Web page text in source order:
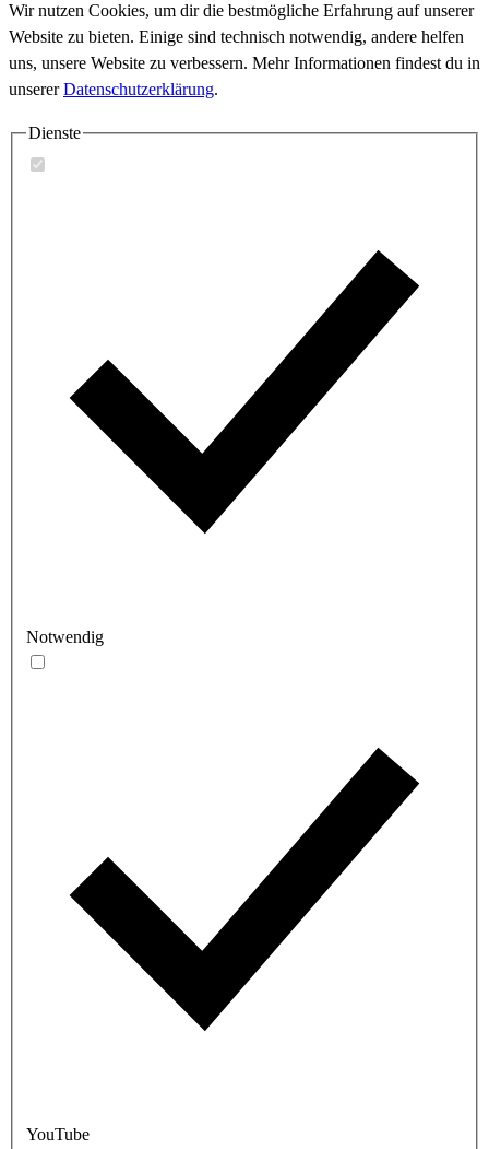
Wir nutzen Cookies, um dir die bestmögliche Erfahrung auf unserer
Website zu bieten. Einige sind technisch notwendig, andere helfen
uns, unsere Website zu verbessern. Mehr Informationen findest du in
unsererDatenschutzerklärung.
Dienste
Notwendig
YouTube